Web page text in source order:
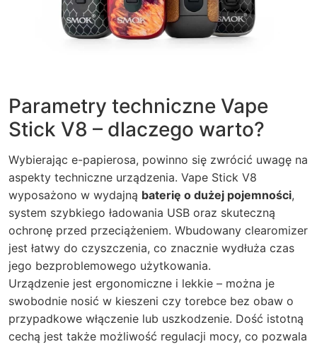
Parametry techniczne Vape
Stick V8 – dlaczego warto?
Wybierając e-papierosa, powinno się zwrócić uwagę na
aspekty techniczne urządzenia. Vape Stick V8
wyposażono w wydajną baterię o dużej pojemności,
system szybkiego ładowania USB oraz skuteczną
ochronę przed przeciążeniem. Wbudowany clearomizer
jest łatwy do czyszczenia, co znacznie wydłuża czas
jego bezproblemowego użytkowania.
Urządzenie jest ergonomiczne i lekkie – można je
swobodnie nosić w kieszeni czy torebce bez obaw o
przypadkowe włączenie lub uszkodzenie. Dość istotną
cechą jest także możliwość regulacji mocy, co pozwala